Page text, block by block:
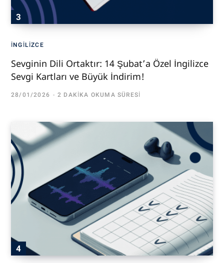
İNGILIZCE
Sevginin Dili Ortaktır: 14 Şubat’a Özel İngilizce
Sevgi Kartları ve Büyük İndirim!
28/01/2026 2 DAKIKA OKUMA SÜRESI